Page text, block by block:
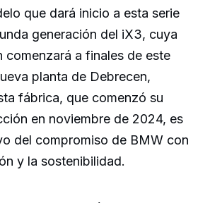
que dará inicio a esta serie
generación del iX3, cuya
comenzará a finales de este
planta de Debrecen,
fábrica, que comenzó su
en noviembre de 2024, es
del compromiso de BMW con
y la sostenibilidad.